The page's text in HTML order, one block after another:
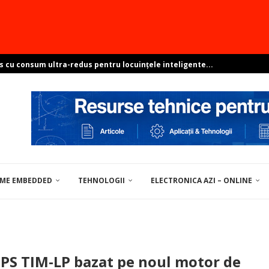
cu consum ultra-redus pentru locuințele inteligente...
EMBEDDED TEHNOLOGII ELECTRONICA AZI – ONLINE
TIM-LP bazat pe noul motor de